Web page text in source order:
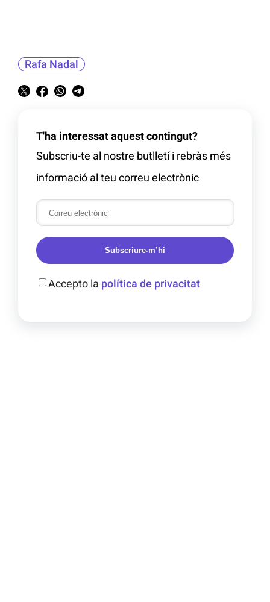
Rafa Nadal
T'ha interessat aquest contingut?
Subscriu-te al nostre butlletí i rebràs més
informació al teu correu electrònic
Subscriure-m’hi
Accepto la política de privacitat